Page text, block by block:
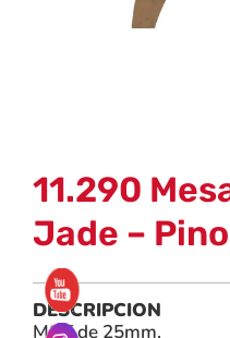
11.290
Jade –
DESCRIPCION
MDF de 25mm.